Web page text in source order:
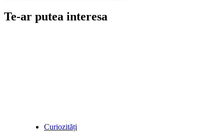
Te-ar putea interesa
Curiozități